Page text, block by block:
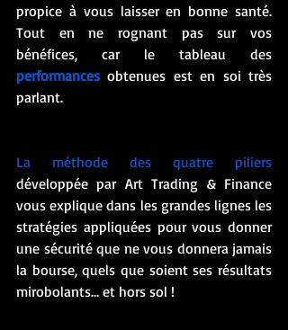
propice à vous laisser en bonne santé.
Tout en ne rognant pas sur vos
performances obtenues est en soi très
parlant.
La méthode des quatre piliers
développée par Art Trading & Finance
vous explique dans les grandes lignes les
stratégies appliquées pour vous donner
une sécurité que ne vous donnera jamais
la bourse, quels que soient ses résultats
mirobolants… et hors sol !